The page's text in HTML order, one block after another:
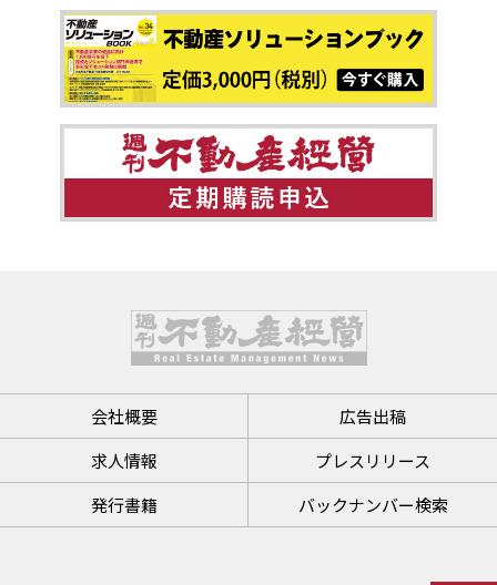
会社概要
広告出稿
求人情報
プレスリリース
発行書籍
バックナンバー検索